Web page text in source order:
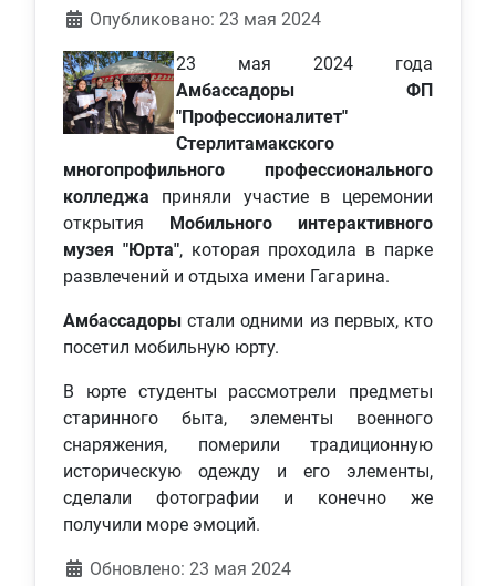
Информация о материале
Опубликовано: 23 мая 2024
23 мая 2024 года
Амбассадоры ФП
"Профессионалитет"
Стерлитамакского
многопрофильного профессионального
колледжа приняли участие в церемонии
открытия
Мобильного интерактивного
музея "Юрта", которая проходила в парке
развлечений и отдыха имени Гагарина.
Амбассадорыстали одними из первых, кто
посетил мобильную юрту.
В юрте студенты рассмотрели предметы
старинного быта, элементы военного
снаряжения, померили традиционную
историческую одежду и его элементы,
сделали фотографии и конечно же
получили море эмоций.
Обновлено: 23 мая 2024